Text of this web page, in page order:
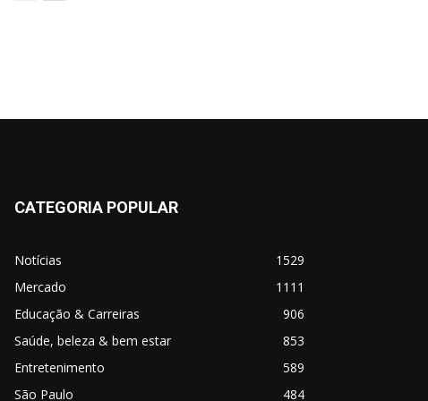
CATEGORIA POPULAR
Notícias
1529
Mercado
1111
Educação & Carreiras
906
Saúde, beleza & bem estar
853
Entretenimento
589
São Paulo
484